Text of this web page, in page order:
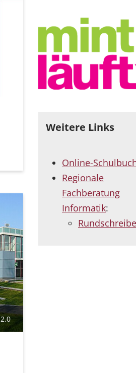
Weitere Links
Online-
Regionale
Fachberatung
Informatik: